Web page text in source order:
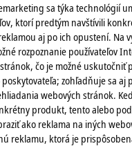
sa týka technológií
ktorí predtým navštívili
aj po ich opustení. Na
rozpoznanie používateľov
čo je možné uskutočniť
zohľadňuje sa aj
webových stránok.
produkt, tento alebo
ako reklama na iných
reklamu, ktorá je